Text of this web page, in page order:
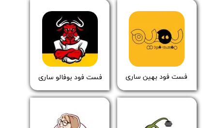
​فست فود بهین ساری فست فود بوفالو ساری